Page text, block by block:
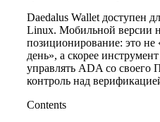
Daedalus Wallet доступен
Linux. Мобильной версии
позиционирование: это
день», а скорее
управлять ADA со своего
контроль над
Contents